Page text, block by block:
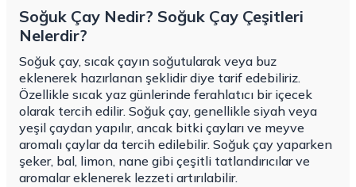
Soğuk Çay Nedir? Soğuk Çay Çeşitleri
Nelerdir?
Soğuk çay, sıcak çayın soğutularak veya buz
eklenerek hazırlanan şeklidir diye tarif edebiliriz.
Özellikle sıcak yaz günlerinde ferahlatıcı bir içecek
olarak tercih edilir. Soğuk çay, genellikle siyah veya
yeşil çaydan yapılır, ancak bitki çayları ve meyve
aromalı çaylar da tercih edilebilir. Soğuk çay yaparken
şeker, bal, limon, nane gibi çeşitli tatlandırıcılar ve
aromalar eklenerek lezzeti artırılabilir.